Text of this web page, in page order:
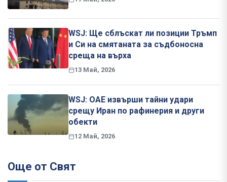
WSJ: Ще сблъскат ли позиции Тръмп
и Си на смятаната за съдбоносна
среща на върха
13 Май, 2026
WSJ: ОАЕ извърши тайни удари
срещу Иран по рафинерия и други
обекти
12 Май, 2026
Още от Свят